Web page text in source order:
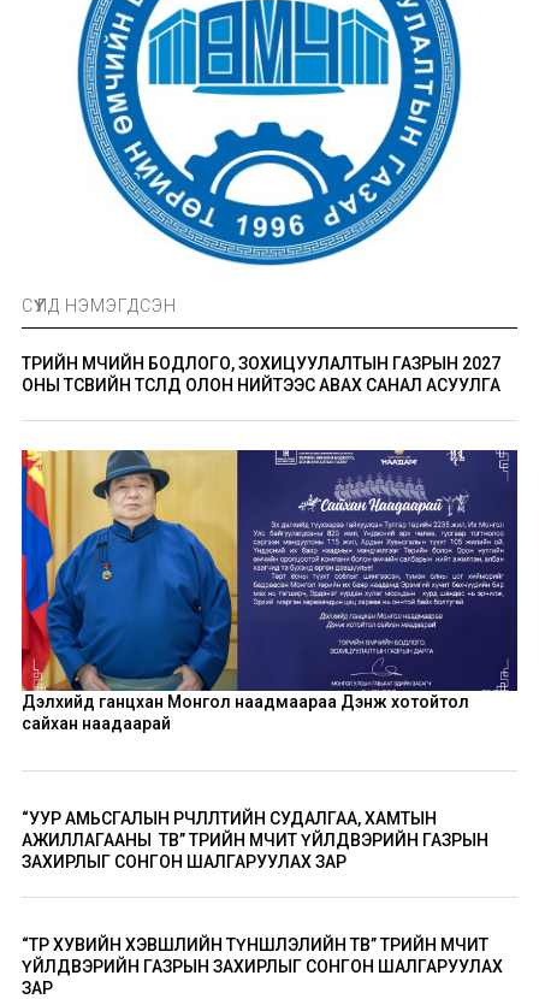
СҮҮЛД НЭМЭГДСЭН
ТӨРИЙН ӨМЧИЙН БОДЛОГО, ЗОХИЦУУЛАЛТЫН ГАЗРЫН 2027
ОНЫ ТӨСВИЙН ТӨСӨЛД ОЛОН НИЙТЭЭС АВАХ САНАЛ АСУУЛГА
Дэлхийд ганцхан Монгол наадмаараа Дэнж хотойтол
сайхан наадаарай
“УУР АМЬСГАЛЫН ӨӨРЧЛӨЛТИЙН СУДАЛГАА, ХАМТЫН
АЖИЛЛАГААНЫ ТӨВ” ТӨРИЙН ӨМЧИТ ҮЙЛДВЭРИЙН ГАЗРЫН
ЗАХИРЛЫГ СОНГОН ШАЛГАРУУЛАХ ЗАР
“ТӨР ХУВИЙН ХЭВШЛИЙН ТҮНШЛЭЛИЙН ТӨВ” ТӨРИЙН ӨМЧИТ
ҮЙЛДВЭРИЙН ГАЗРЫН ЗАХИРЛЫГ СОНГОН ШАЛГАРУУЛАХ
ЗАР